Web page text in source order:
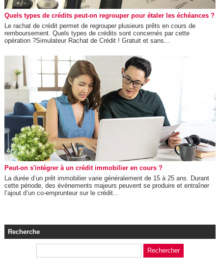
Quels types de crédits peut-on regrouper pour étaler les échéances ?
Le rachat de crédit permet de regrouper plusieurs prêts en cours de
remboursement. Quels types de crédits sont concernés par cette
opération ?Simulateur Rachat de Crédit ! Gratuit et sans...
Peut-on s'intégrer à un crédit immobilier en cours ?
La durée d’un prêt immobilier varie généralement de 15 à 25 ans. Durant
cette période, des évènements majeurs peuvent se produire et entraîner
l’ajout d’un co-emprunteur sur le crédit...
Recherche